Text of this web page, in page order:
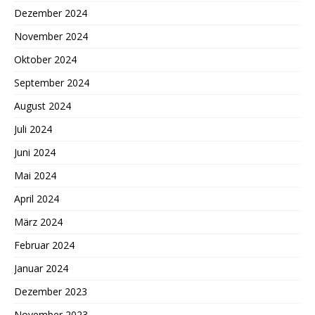
Dezember 2024
November 2024
Oktober 2024
September 2024
August 2024
Juli 2024
Juni 2024
Mai 2024
April 2024
März 2024
Februar 2024
Januar 2024
Dezember 2023